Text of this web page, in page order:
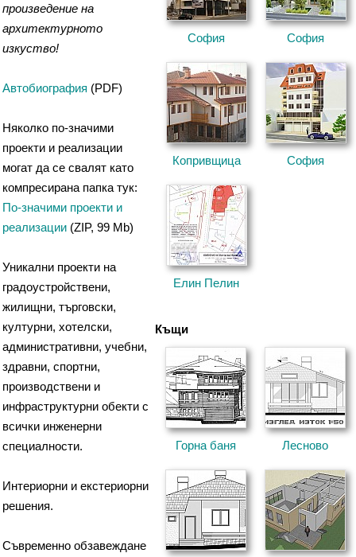
София София
Копривщица София
Елин Пелин
Къщи
Горна баня Лесново
произведение на
архитектурното
изкуство!
Автобиография (PDF)
Няколко по-значими
проекти и реализации
могат да се свалят като
компресирана папка тук:
По-значими проекти и
реализации (ZIP, 99 Mb)
Уникални проекти на
градоустройствени,
жилищни, търговски,
културни, хотелски,
административни, учебни,
здравни, спортни,
производствени и
инфраструктурни обекти с
всички инженерни
специалности.
Интериорни и екстериорни
решения.
Съвременно обзавеждане